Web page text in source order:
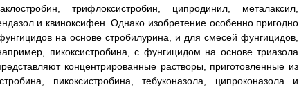
трифлоксистробин, ципродинил, металаксил,
и квиноксифен. Однако изобретение особенно пригодно
на основе стробилурина, и для смесей фунгицидов,
пикоксистробина, с фунгицидом на основе триазола
концентрированные растворы, приготовленные из
пикоксистробина, тебуконазола, ципроконазола и